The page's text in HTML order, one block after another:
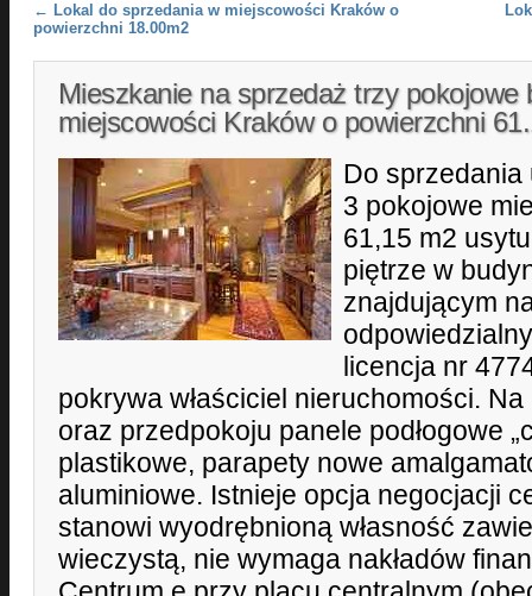
Post navigation
← Lokal do sprzedania w miejscowości Kraków o
powierzchni 18.00m2
Mieszkanie na sprzedaż trzy pokojowe
miejscowości Kraków o powierzchni
Do
3 pokojowe
61,15 m2
piętrze w
znajdującym
licencja nr
pokrywa właściciel nieruchomości.
oraz przedpokoju panele podłogowe
plastikowe, parapety nowe
aluminiowe. Istnieje opcja negocjacji
stanowi wyodrębnioną własność
wieczystą, nie wymaga nakładów